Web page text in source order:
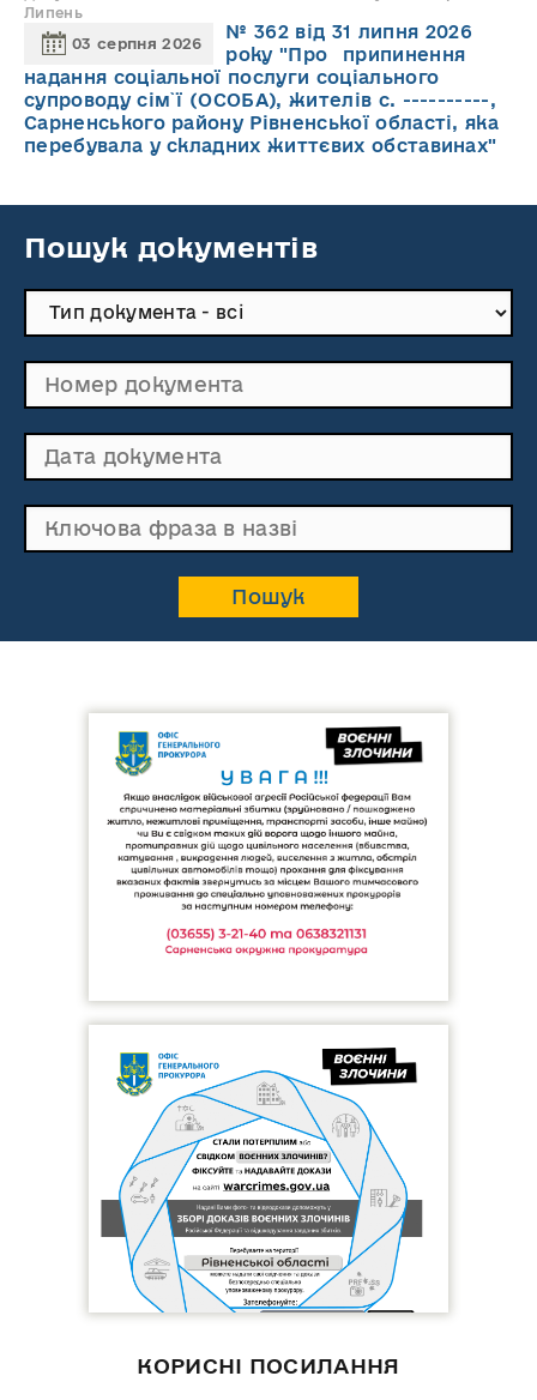
Липень
03 серпня 2026
№ 362 від 31 липня 2026
року "Про припинення
надання соціальної послуги соціального
супроводу cім`ї (ОСОБА), жителів с. ----------,
Сарненського району Рівненської області, яка
перебувала у складних життєвих обставинах"
Пошук документів
КОРИСНІ ПОСИЛАННЯ